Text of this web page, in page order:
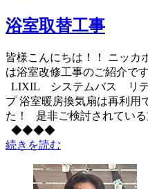
浴室取替工事
皆様こんにちは！！ ニッ
は浴室改修工事のご紹介で
LIXIL システムバス リ
プ 浴室暖房換気扇は再利
た！ 是非ご検討されている
◆◆◆◆
続きを読む